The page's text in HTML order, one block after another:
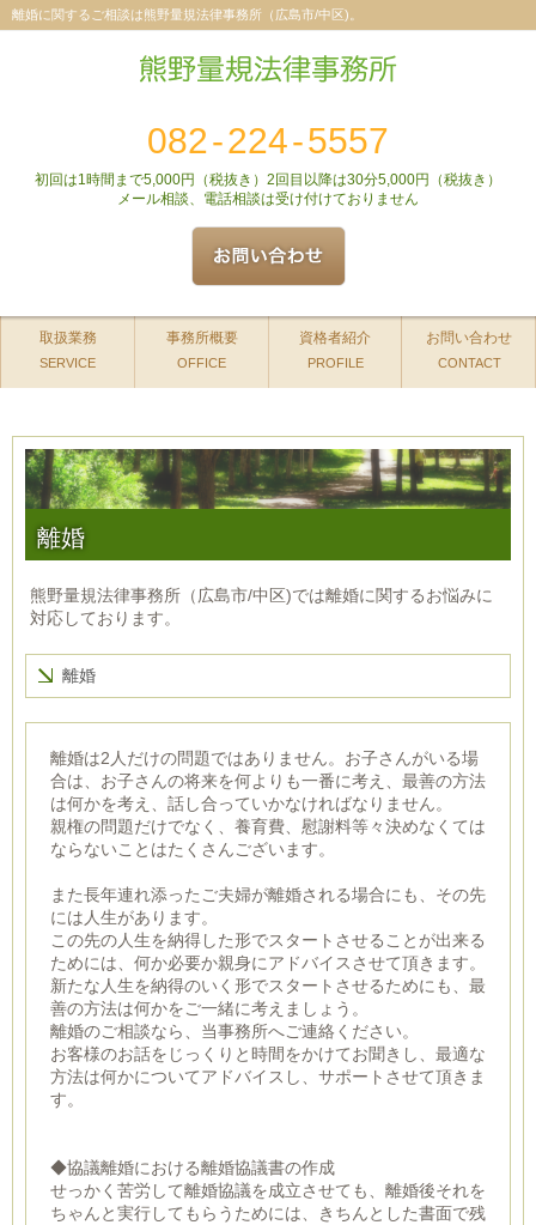
離婚に関するご相談は熊野量規法律事務所（広島市/中区)。
082-224-5557
初回は1時間まで5,000円（税抜き）2回目以降は30分5,000円（税抜き）
メール相談、電話相談は受け付けておりません
取扱業務
SERVICE
事務所概要
OFFICE
資格者紹介
PROFILE
お問い合わせ
CONTACT
離婚
熊野量規法律事務所（広島市/中区)では離婚に関するお悩みに
対応しております。
離婚
離婚は2人だけの問題ではありません。お子さんがいる場
合は、お子さんの将来を何よりも一番に考え、最善の方法
は何かを考え、話し合っていかなければなりません。
親権の問題だけでなく、養育費、慰謝料等々決めなくては
ならないことはたくさんございます。
また長年連れ添ったご夫婦が離婚される場合にも、その先
には人生があります。
この先の人生を納得した形でスタートさせることが出来る
ためには、何か必要か親身にアドバイスさせて頂きます。
新たな人生を納得のいく形でスタートさせるためにも、最
善の方法は何かをご一緒に考えましょう。
離婚のご相談なら、当事務所へご連絡ください。
お客様のお話をじっくりと時間をかけてお聞きし、最適な
方法は何かについてアドバイスし、サポートさせて頂きま
す。
◆協議離婚における離婚協議書の作成
せっかく苦労して離婚協議を成立させても、離婚後それを
ちゃんと実行してもらうためには、きちんとした書面で残